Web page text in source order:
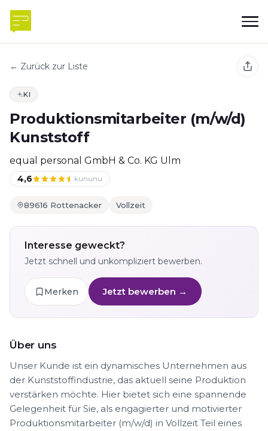
← Zurück zur Liste
KI
Produktionsmitarbeiter (m/w/d)
Kunststoff
equal personal GmbH & Co. KG Ulm
4,6 kununu
89616 Rottenacker Vollzeit
Interesse geweckt?
Jetzt schnell und unkompliziert bewerben.
Merken Jetzt bewerben →
Über uns
Unser Kunde ist ein dynamisches Unternehmen aus
der Kunststoffindustrie, das aktuell seine Produktion
verstärken möchte. Hier bietet sich eine spannende
Gelegenheit für Sie, als engagierter und motivierter
Produktionsmitarbeiter (m/w/d) in Vollzeit Teil eines